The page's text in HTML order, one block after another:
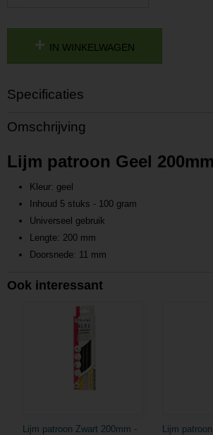
IN WINKELWAGEN
Specificaties
Productcode
P202208041316
l202208041316
Omschrijving
Lijm patroon Geel
Kleur: geel
Inhoud 5 stuks - 100 gram
Universeel gebruik
Lengte: 200 mm
Doorsnede: 11 mm
Ook interessant
Lijm patroon Zwart 200mm -
Lijm